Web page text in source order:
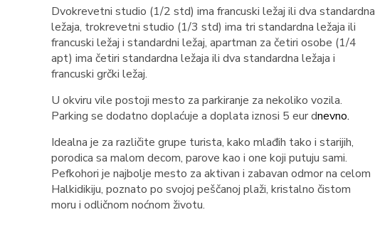
Dvokrevetni studio (1/2 std) ima francuski ležaj ili dva standardna
ležaja, trokrevetni studio (1/3 std) ima tri standardna ležaja ili
francuski ležaj i standardni ležaj, apartman za četiri osobe (1/4
apt) ima četiri standardna ležaja ili dva standardna ležaja i
francuski grčki ležaj.
U okviru vile postoji mesto za parkiranje za nekoliko vozila.
Parking se dodatno doplaćuje a doplata iznosi 5 eur dnevno.
Idealna je za različite grupe turista, kako mlađih tako i starijih,
porodica sa malom decom, parove kao i one koji putuju sami.
Pefkohori je najbolje mesto za aktivan i zabavan odmor na celom
Halkidikiju, poznato po svojoj peščanoj plaži, kristalno čistom
moru i odličnom noćnom životu.